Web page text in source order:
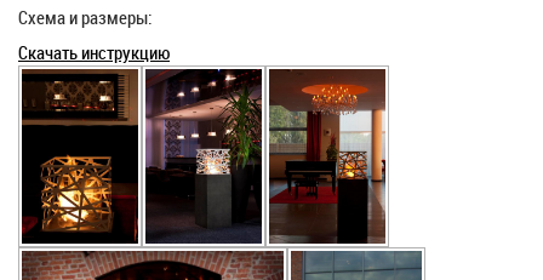
Схема и размеры:
Скачать инструкцию